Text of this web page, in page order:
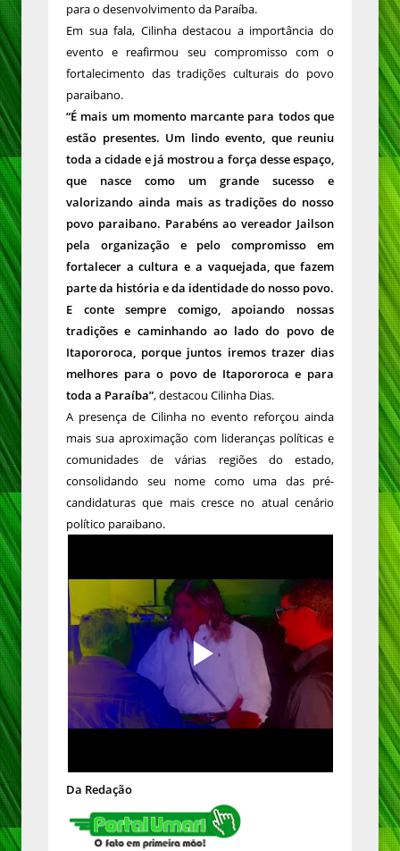
para o desenvolvimento da Paraíba.
Em sua fala, Cilinha destacou a importância do
evento e reafirmou seu compromisso com o
fortalecimento das tradições culturais do povo
paraibano.
“É mais um momento marcante para todos que
estão presentes. Um lindo evento, que reuniu
toda a cidade e já mostrou a força desse espaço,
que nasce como um grande sucesso e
valorizando ainda mais as tradições do nosso
povo paraibano. Parabéns ao vereador Jailson
pela organização e pelo compromisso em
fortalecer a cultura e a vaquejada, que fazem
parte da história e da identidade do nosso povo.
E conte sempre comigo, apoiando nossas
tradições e caminhando ao lado do povo de
Itapororoca, porque juntos iremos trazer dias
melhores para o povo de Itapororoca e para
toda a Paraíba”, destacou Cilinha Dias.
A presença de Cilinha no evento reforçou ainda
mais sua aproximação com lideranças políticas e
comunidades de várias regiões do estado,
consolidando seu nome como uma das pré-
candidaturas que mais cresce no atual cenário
político paraibano.
Da Redação